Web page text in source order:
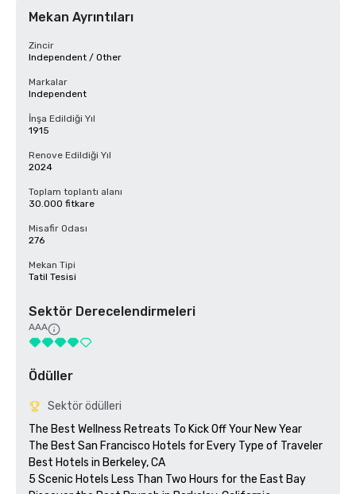
Mekan Ayrıntıları
Zincir
Independent / Other
Markalar
Independent
İnşa Edildiği Yıl
1915
Renove Edildiği Yıl
2024
Toplam toplantı alanı
30.000 fitkare
Misafir Odası
276
Mekan Tipi
Tatil Tesisi
Sektör Derecelendirmeleri
AAA
Ödüller
Sektör ödülleri
The Best Wellness Retreats To Kick Off Your New Year
The Best San Francisco Hotels for Every Type of Traveler
Best Hotels in Berkeley, CA
5 Scenic Hotels Less Than Two Hours for the East Bay